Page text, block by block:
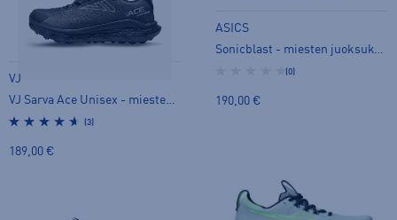
VJ
VJ Sarva Ace Unisex - miesten nastajuoksukengät
(3)
189,00 €
ASICS
Sonicblast - miesten juoksukengät
(0)
190,00 €